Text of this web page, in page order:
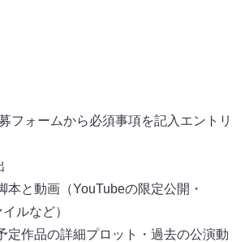
フォームから必須事項を記入エントリ
本と動画（YouTubeの限定公開・
ルなど）
定作品の詳細プロット・過去の公演動